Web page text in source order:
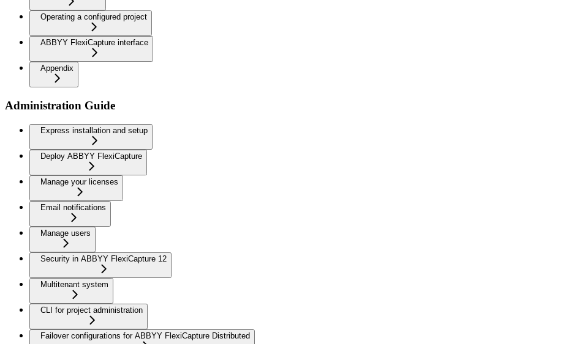
Operating a configured project
ABBYY FlexiCapture interface
Appendix
Administration Guide
Express installation and setup
Deploy ABBYY FlexiCapture
Manage your licenses
Email notifications
Manage users
Security in ABBYY FlexiCapture 12
Multitenant system
CLI for project administration
Failover configurations for ABBYY FlexiCapture Distributed